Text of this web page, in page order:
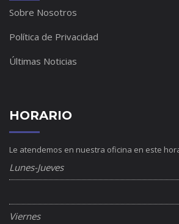
Sobre Nosotros
Política de Privacidad
Últimas Noticias
HORARIO
Le atendemos en nuestra oficina en este
Lunes-Jueves
Viernes